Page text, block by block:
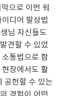
으로 이번 워
디어 발상법
님 자신들도
견할 수 있었
통법으로 함
장에서도 활
공헌할 수 있는